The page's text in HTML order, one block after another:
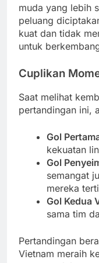
muda yang lebih
peluang
kuat dan tidak
untuk
Cuplikan
Saat melihat
pertandingan ini,
Gol
kekuatan
Gol
semangat
mereka
Gol Kedua
sama tim
Pertandingan
Vietnam meraih